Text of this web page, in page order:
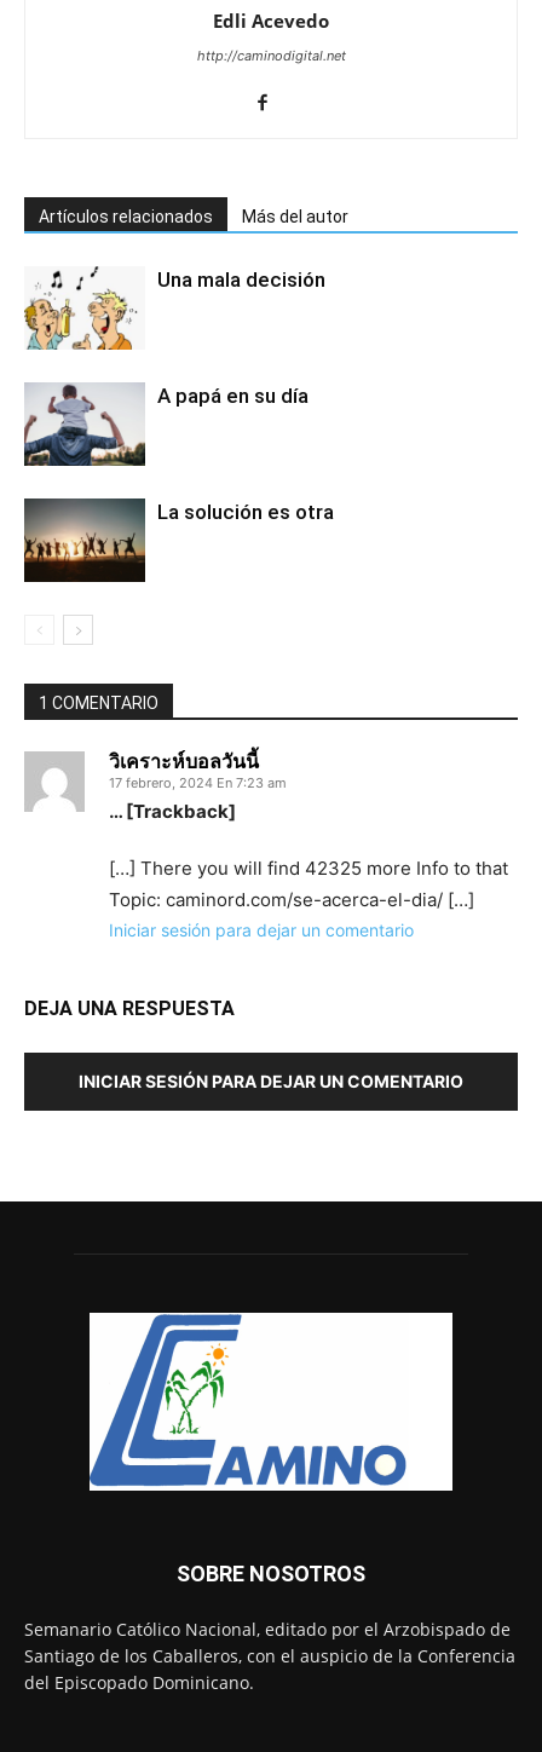
Edli Acevedo
http://caminodigital.net
Artículos relacionados Más del autor
Una mala decisión
A papá en su día
La solución es otra
1 COMENTARIO
วิเคราะห์บอลวันนี้
17 febrero, 2024 En 7:23 am
… [Trackback]
[…] There you will find 42325 more Info to that
Topic: caminord.com/se-acerca-el-dia/ […]
Iniciar sesión para dejar un comentario
DEJA UNA RESPUESTA
INICIAR SESIÓN PARA DEJAR UN COMENTARIO
SOBRE NOSOTROS
Semanario Católico Nacional, editado por el Arzobispado de
Santiago de los Caballeros, con el auspicio de la Conferencia
del Episcopado Dominicano.